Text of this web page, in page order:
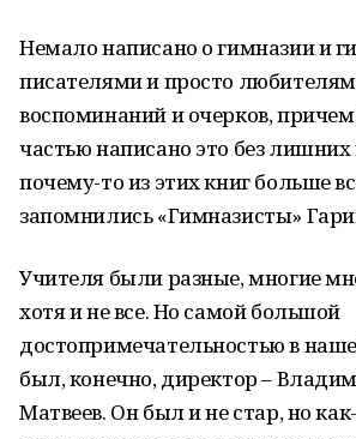
Немало написано о гимназии и
писателями и просто
воспоминаний и очерков,
частью написано это без
почему-то из этих книг больше
запомнились «Гимназисты»
Учителя были разные, многие
хотя и не все. Но самой большой
достопримечательностью в
был, конечно, директор –
Матвеев. Он был и не стар, но